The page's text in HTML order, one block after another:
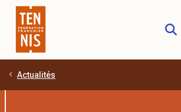
Aller au contenu principal
Actualités